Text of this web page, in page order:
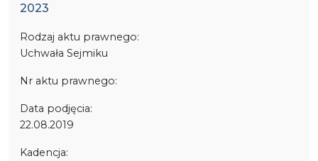
2023
Rodzaj aktu prawnego:
Uchwała Sejmiku
Nr aktu prawnego:
Data podjęcia:
22.08.2019
Kadencja: